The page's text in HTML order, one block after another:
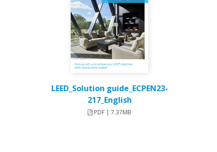
LEED_Solution guide_ECPEN23-
217_English
PDF | 7.37MB